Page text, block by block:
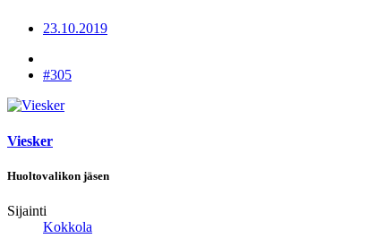
23.10.2019
#305
Viesker
Huoltovalikon jäsen
Sijainti
Kokkola